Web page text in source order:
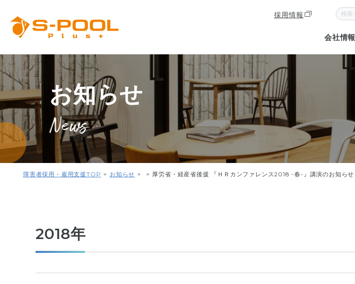
会社情報
採用情報
お知らせ
News
障害者採用・雇用支援TOP お知らせ 厚労省・経産省後援 『ＨＲカンファレンス2018 -春-』講演のお知らせ
2018年
の